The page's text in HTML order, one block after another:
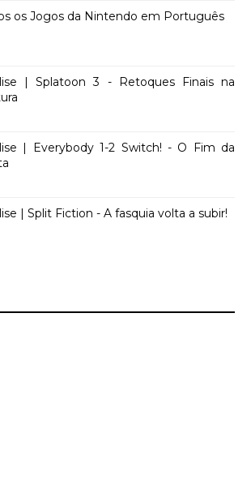
os Jogos da Nintendo em Português
| Splatoon 3 - Retoques Finais na
| Everybody 1-2 Switch! - O Fim da
| Split Fiction - A fasquia volta a subir!